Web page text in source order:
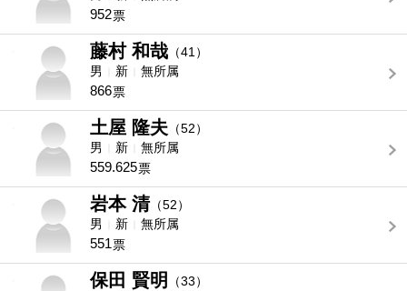
952票
藤村 和哉 （41）
男
新 無所属
866票
土屋 隆夫 （52）
男
新 無所属
559.625票
岩本 清（52）
男
新 無所属
551票
保田 賢明
（33）